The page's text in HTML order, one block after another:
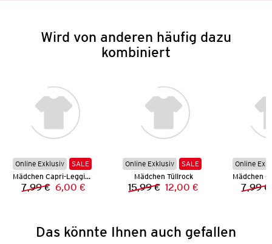
Wird von anderen häufig dazu
kombiniert
Online Exklusiv
SALE
Mädchen Capri-Leggings
Vorheriger Preis:
7,99 € Neuer Preis:
6,00 €
Online Exklusiv
SALE
Mädchen Tüllrock
Vorheriger Preis:
15,99 € Neuer Preis:
12,00 €
Online
7,99 €
Das könnte Ihnen auch gefallen